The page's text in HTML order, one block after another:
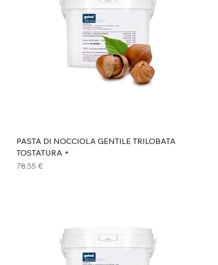
PASTA DI NOCCIOLA GENTILE TRILOBATA
TOSTATURA +
Prezzo
78,55 €